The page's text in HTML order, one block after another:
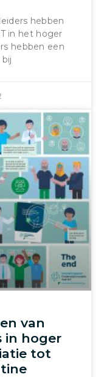
hebben
in het hoger
hebben een
van
in hoger
tot